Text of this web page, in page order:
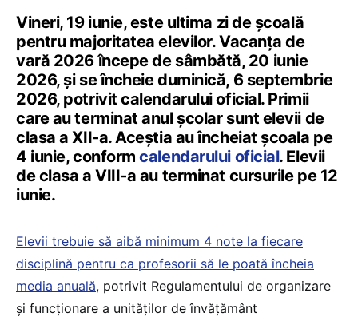
Vineri, 19 iunie, este ultima zi de școală
pentru majoritatea elevilor. Vacanța de
vară 2026 începe de sâmbătă, 20 iunie
2026, și se încheie duminică, 6 septembrie
2026, potrivit calendarului oficial. Primii
care au terminat anul școlar sunt elevii de
clasa a XII-a. Aceștia au încheiat școala pe
4 iunie, conformcalendarului oficial. Elevii
de clasa a VIII-a au terminat cursurile pe 12
iunie.
Elevii trebuie să aibă minimum 4 note la fiecare
disciplină pentru ca profesorii să le poată încheia
media anuală, potrivit Regulamentului de organizare
și funcționare a unităților de învățământ